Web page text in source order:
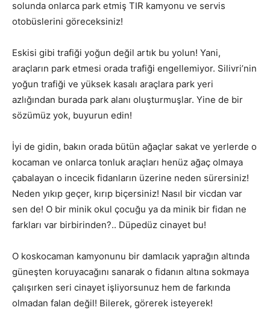
solunda onlarca park etmiş TIR kamyonu ve servis
otobüslerini göreceksiniz!
Eskisi gibi trafiği yoğun değil artık bu yolun! Yani,
araçların park etmesi orada trafiği engellemiyor. Silivri’nin
yoğun trafiği ve yüksek kasalı araçlara park yeri
azlığından burada park alanı oluşturmuşlar. Yine de bir
sözümüz yok, buyurun edin!
İyi de gidin, bakın orada bütün ağaçlar sakat ve yerlerde o
kocaman ve onlarca tonluk araçları henüz ağaç olmaya
çabalayan o incecik fidanların üzerine neden sürersiniz!
Neden yıkıp geçer, kırıp biçersiniz! Nasıl bir vicdan var
sen de! O bir minik okul çocuğu ya da minik bir fidan ne
farkları var birbirinden?.. Düpedüz cinayet bu!
O koskocaman kamyonunu bir damlacık yaprağın altında
güneşten koruyacağını sanarak o fidanın altına sokmaya
çalışırken seri cinayet işliyorsunuz hem de farkında
olmadan falan değil! Bilerek, görerek isteyerek!